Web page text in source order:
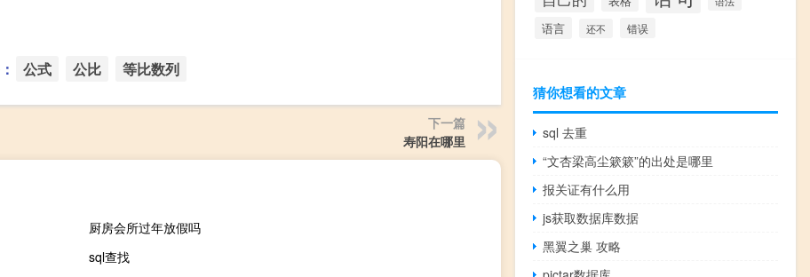
公式 公比 等比数列
下一篇
寿阳在哪里
厨房会所过年放假吗
sql查找
语言 还不 错误
猜你想看的文章
sql 去重
“文杏梁高尘簌簌”的出处是哪里
报关证有什么用
js获取数据库数据
黑翼之巢 攻略